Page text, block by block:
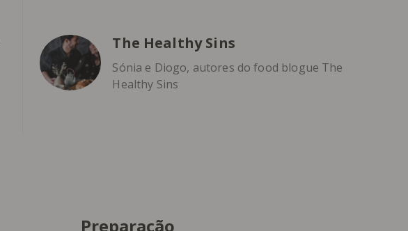
The Healthy Sins
Sónia e Diogo, autores do food blogue The
Healthy Sins
Preparação